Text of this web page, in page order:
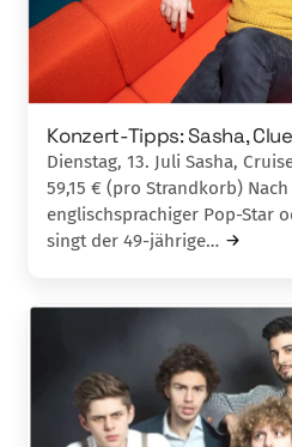
Konzert-Tipps: Sasha,
Dienstag, 13. Juli Sasha,
59,15 € (pro Strandkorb)
englischsprachiger Pop-Star
singt der 49-jährige…